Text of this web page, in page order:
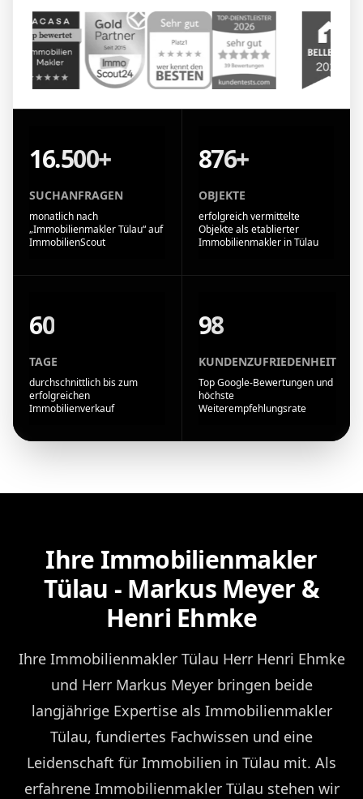
16.500+
SUCHANFRAGEN
monatlich nach
„Immobilienmakler Tülau“ auf
ImmobilienScout
876+
OBJEKTE
erfolgreich vermittelte
Objekte als etablierter
Immobilienmakler in Tülau
60
TAGE
durchschnittlich bis zum
erfolgreichen
Immobilienverkauf
98
KUNDENZUFRIEDENHEIT
Top Google-Bewertungen und
höchste
Weiterempfehlungsrate
Ihre Immobilienmakler
Tülau - Markus Meyer &
Henri Ehmke
Ihre Immobilienmakler Tülau Herr Henri Ehmke
und Herr Markus Meyer bringen beide
langjährige Expertise als Immobilienmakler
Tülau, fundiertes Fachwissen und eine
Leidenschaft für Immobilien in Tülau mit. Als
erfahrene Immobilienmakler Tülau stehen wir